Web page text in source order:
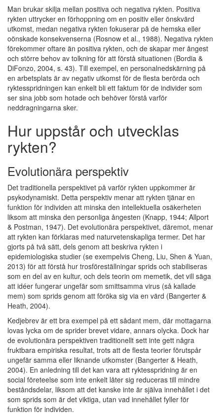
Man brukar skilja mellan positiva och negativa rykten. Positiva
rykten uttrycker en förhoppning om en positiv eller önskvärd
utkomst, medan negativa rykten fokuserar på de hemska eller
oönskade konsekvenserna (Rosnow et al., 1988). Negativa rykten
förekommer oftare än positiva rykten, och de skapar mer ångest
och större behov av tolkning för att förstå situationen (Bordia &
DiFonzo, 2004, s. 43). Till exempel, en personalnedskärning på
en arbetsplats är av negativ utkomst för de flesta berörda och
ryktesspridningen kan enkelt bli ett faktum för de individer som
ser sina jobb som hotade och behöver förstå varför
neddragningarna sker.
Hur uppstår och utvecklas
rykten?
Evolutionära perspektiv
Det traditionella perspektivet på varför rykten uppkommer är
psykodynamiskt. Detta perspektiv menar att rykten tjänar en
funktion för individen att minska den intellektuella osäkerheten
liksom att minska den personliga ångesten (Knapp, 1944; Allport
& Postman, 1947). Det evolutionära perspektivet, däremot, menar
att rykten kan förklaras med naturvetenskapliga termer. Det har
gjorts på två sätt, dels genom att beskriva rykten i
epidemiologiska studier (se exempelvis Cheng, Liu, Shen & Yuan,
2013) för att förstå hur trosföreställningar sprids och stabiliseras
som en del av en kultur, och dels teorin om memetik, det vill säga
att idéer fungerar ungefär som smittsamma virus (så kallade
mem) som sprids genom att föröka sig via en värd (Bangerter &
Heath, 2004).
Kedjebrev är ett bra exempel på ett sådant mem, där mottagarna
lovas lycka om de sprider brevet vidare, annars olycka. Dock har
de evolutionära perspektiven traditionellt sett inte gett några
fruktbara empiriska resultat, trots att de flesta teorier förutspår
ungefär samma eller liknande utkomster (Bangerter & Heath,
2004). En anledning till det kan vara att ryktesspridning är en
social företeelse som inte enkelt låter sig reduceras till mindre
beståndsdelar, liksom att det kanske inte är själva innehållet i det
som sprids som är det viktiga, utan vad innehållet fyller för
funktion för individen.